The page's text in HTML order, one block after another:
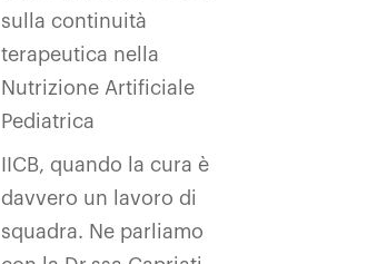
sulla continuità
terapeutica nella
Nutrizione Artificiale
Pediatrica
IICB, quando la cura è
davvero un lavoro di
squadra. Ne parliamo